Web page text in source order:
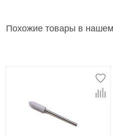
Похожие товары в нашем